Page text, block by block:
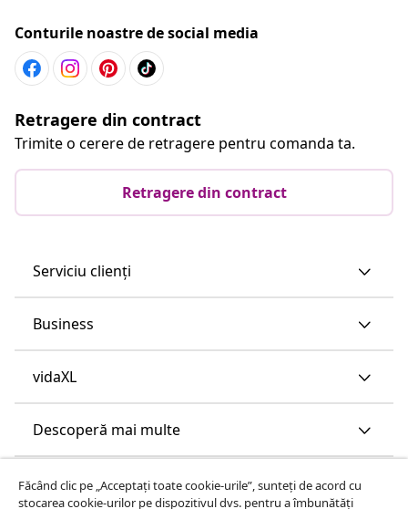
Conturile noastre de social media
Retragere din contract
Trimite o cerere de retragere pentru comanda ta.
Retragere din contract
Serviciu clienți
Business
vidaXL
Descoperă mai multe
Făcând clic pe „Acceptați toate cookie-urile”, sunteți de acord cu
stocarea cookie-urilor pe dispozitivul dvs. pentru a îmbunătăți